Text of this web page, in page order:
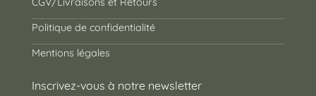
Politique de confidentialité
Mentions légales
Inscrivez-vous à notre newsletter